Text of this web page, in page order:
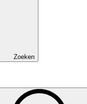
Zoeken